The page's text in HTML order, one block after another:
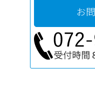
お